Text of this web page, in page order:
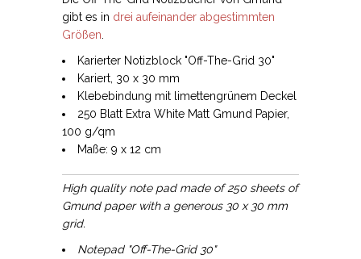
gibt es in drei aufeinander abgestimmten
Größen
Karierter Notizblock "Off-The-Grid 30"
Kariert, 30 x 30 mm
Klebebindung mit limettengrünem Deckel
250 Blatt Extra White Matt Gmund Papier,
100 g/qm
Maße: 9 x 12 cm
High quality note pad made of 250 sheets of
Gmund paper with a generous 30 x 30 mm
grid.
Notepad "Off-The-Grid 30"